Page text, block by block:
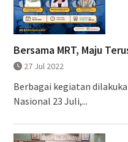
Bersama MRT, Maju
27 Jul 2022
Berbagai kegiatan
Nasional 23 Juli,...